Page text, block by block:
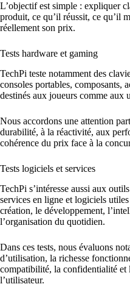
L’objectif est simple : expliquer
produit, ce qu’il réussit, ce qu’il
réellement son prix.
Tests hardware et gaming
TechPi teste notamment des
consoles portables, composants,
destinés aux joueurs comme aux
Nous accordons une attention
durabilité, à la réactivité, aux
cohérence du prix face à la
Tests logiciels et services
TechPi s’intéresse aussi aux
services en ligne et logiciels
création, le développement,
l’organisation du quotidien.
Dans ces tests, nous évaluons
d’utilisation, la richesse
compatibilité, la confidentialité et
l’utilisateur.